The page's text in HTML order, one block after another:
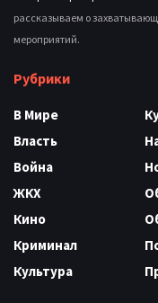
рассказываем о
мероприятий.
Рубрики
В Мире
Власть
Война
ЖКХ
Кино
Криминал
Культура